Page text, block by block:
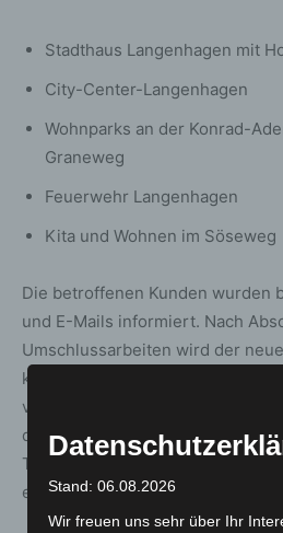
Stadthaus Langenhagen mit
City-Center-Langenhagen
Wohnparks an der Konrad-
Graneweg
Feuerwehr Langenhagen
Kita und Wohnen im Söseweg
Die betroffenen Kunden wurden
und E-Mails informiert. Nach
Umschlussarbeiten wird der
kommenden Tagen mit
vollständig in Betrieb
die Wiederherstellung der
Trasse. Sofern das Wetter
einer endgültigen Fertigstellung
Stand: 06.08.2026
Wir freuen uns sehr über Ihr